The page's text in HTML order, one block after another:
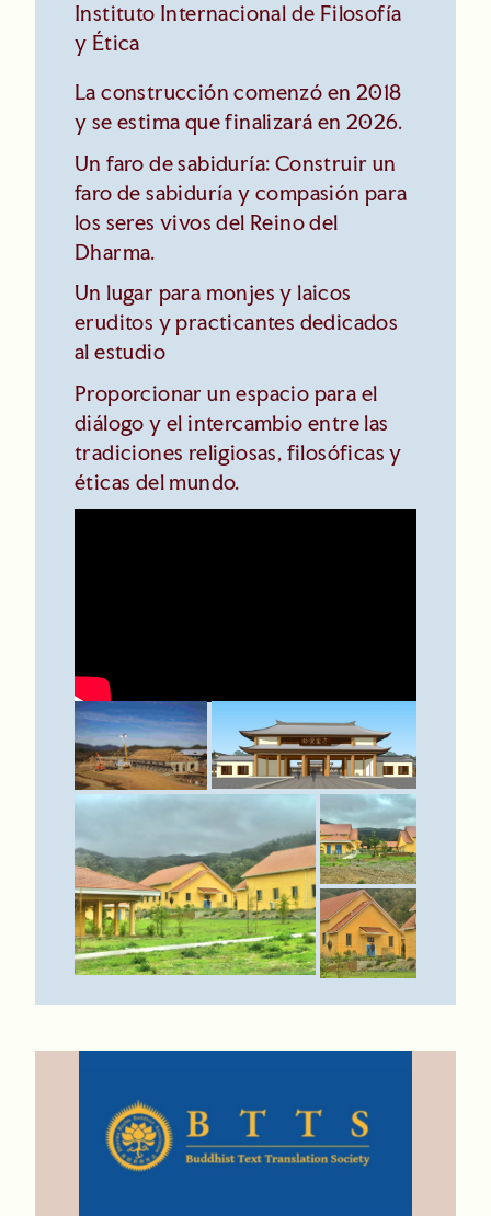
Instituto Internacional de Filosofía
y Ética
La construcción comenzó en 2018
y se estima que finalizará en 2026.
Un faro de sabiduría: Construir un
faro de sabiduría y compasión para
los seres vivos del Reino del
Dharma.
Un lugar para monjes y laicos
eruditos y practicantes dedicados
al estudio
Proporcionar un espacio para el
diálogo y el intercambio entre las
tradiciones religiosas, filosóficas y
éticas del mundo.